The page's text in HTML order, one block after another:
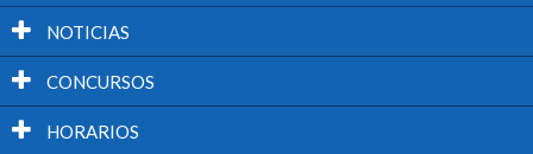
NOTICIAS
CONCURSOS
HORARIOS